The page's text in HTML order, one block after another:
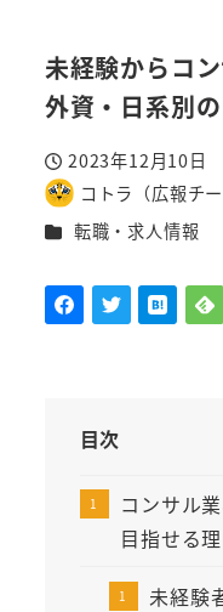
未経験からコ
外資・日系別
投稿日
2023年12月10日
著
者
コトラ（広報チー
カテゴリー
転職・求人情報
目次
コンサル
目指せる
未経験